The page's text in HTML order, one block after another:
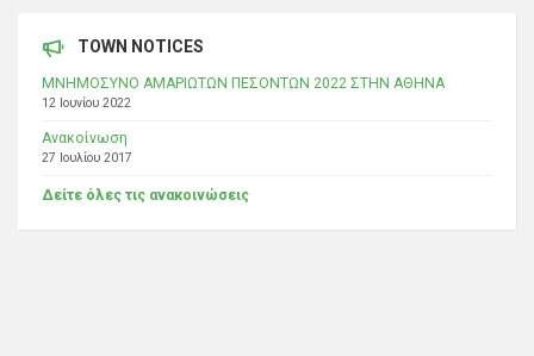
TOWN NOTICES
ΜΝΗΜΟΣΥΝΟ ΑΜΑΡΙΩΤΩΝ ΠΕΣΟΝΤΩΝ 2022 ΣΤΗΝ ΑΘΗΝΑ
12 Ιουνίου 2022
Ανακοίνωση
27 Ιουλίου 2017
Δείτε όλες τις ανακοινώσεις